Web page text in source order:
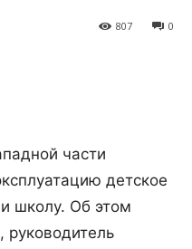
0
807
части
детское
школу. Об этом
руководитель